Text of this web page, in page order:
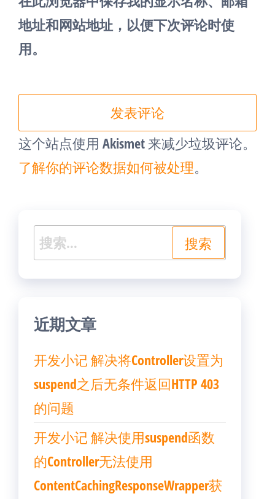
地址和网站地址，以便下次评论时使
用。
这个站点使用 Akismet 来减少垃圾评论。
了解你的评论数据如何被处理。
搜
索：
近期文章
开发小记 解决将Controller设置为
suspend之后无条件返回HTTP 403
的问题
开发小记 解决使用suspend函数
的Controller无法使用
ContentCachingResponseWrapper获